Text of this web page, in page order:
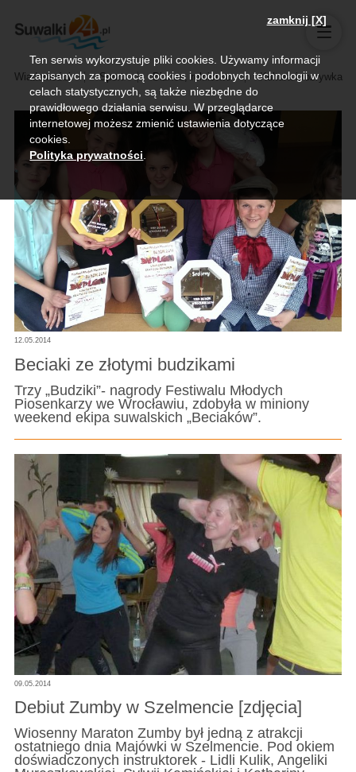
Wiadomości Sport Biznes, rolnictwo Kultura i rozrywka
12.05.2014
Beciaki ze złotymi budzikami
Trzy „Budziki”- nagrody Festiwalu Młodych
Piosenkarzy we Wrocławiu, zdobyła w miniony
weekend ekipa suwalskich „Beciaków”.
09.05.2014
Debiut Zumby w Szelmencie [zdjęcia]
Wiosenny Maraton Zumby był jedną z atrakcji
ostatniego dnia Majówki w Szelmencie. Pod okiem
doświadczonych instruktorek - Lidli Kulik, Angeliki
zamknij [X]
Ten serwis wykorzystuje pliki cookies. Używamy informacji
zapisanych za pomocą cookies i podobnych technologii w
celach statystycznych, są także niezbędne do
prawidłowego działania serwisu. W przeglądarce
internetowej możesz zmienić ustawienia dotyczące
cookies.
Polityka prywatności